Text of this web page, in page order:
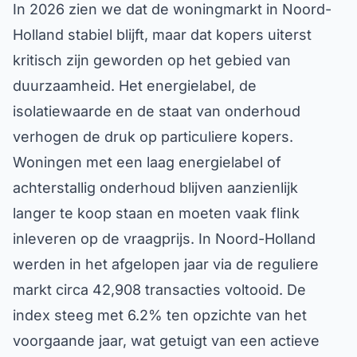
In 2026 zien we dat de woningmarkt in Noord-
Holland stabiel blijft, maar dat kopers uiterst
kritisch zijn geworden op het gebied van
duurzaamheid. Het energielabel, de
isolatiewaarde en de staat van onderhoud
verhogen de druk op particuliere kopers.
Woningen met een laag energielabel of
achterstallig onderhoud blijven aanzienlijk
langer te koop staan en moeten vaak flink
inleveren op de vraagprijs. In Noord-Holland
werden in het afgelopen jaar via de reguliere
markt circa 42,908 transacties voltooid. De
index steeg met 6.2% ten opzichte van het
voorgaande jaar, wat getuigt van een actieve